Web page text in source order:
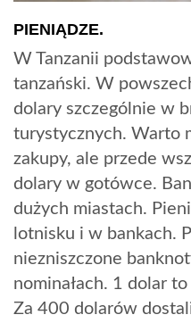
PIENIĄDZE.
W Tanzanii
tanzański. W
dolary szczególnie w
turystycznych. Warto
zakupy, ale przede
dolary w gotówce.
dużych miastach.
lotnisku i w bankach.
niezniszczone
nominałach. 1 dolar
Za 400 dolarów